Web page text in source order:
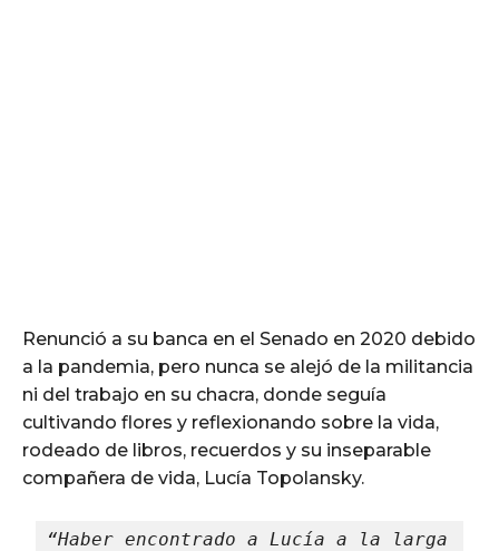
Renunció a su banca en el Senado en 2020 debido
a la pandemia, pero nunca se alejó de la militancia
ni del trabajo en su chacra, donde seguía
cultivando flores y reflexionando sobre la vida,
rodeado de libros, recuerdos y su inseparable
compañera de vida, Lucía Topolansky.
“Haber encontrado a Lucía a la larga